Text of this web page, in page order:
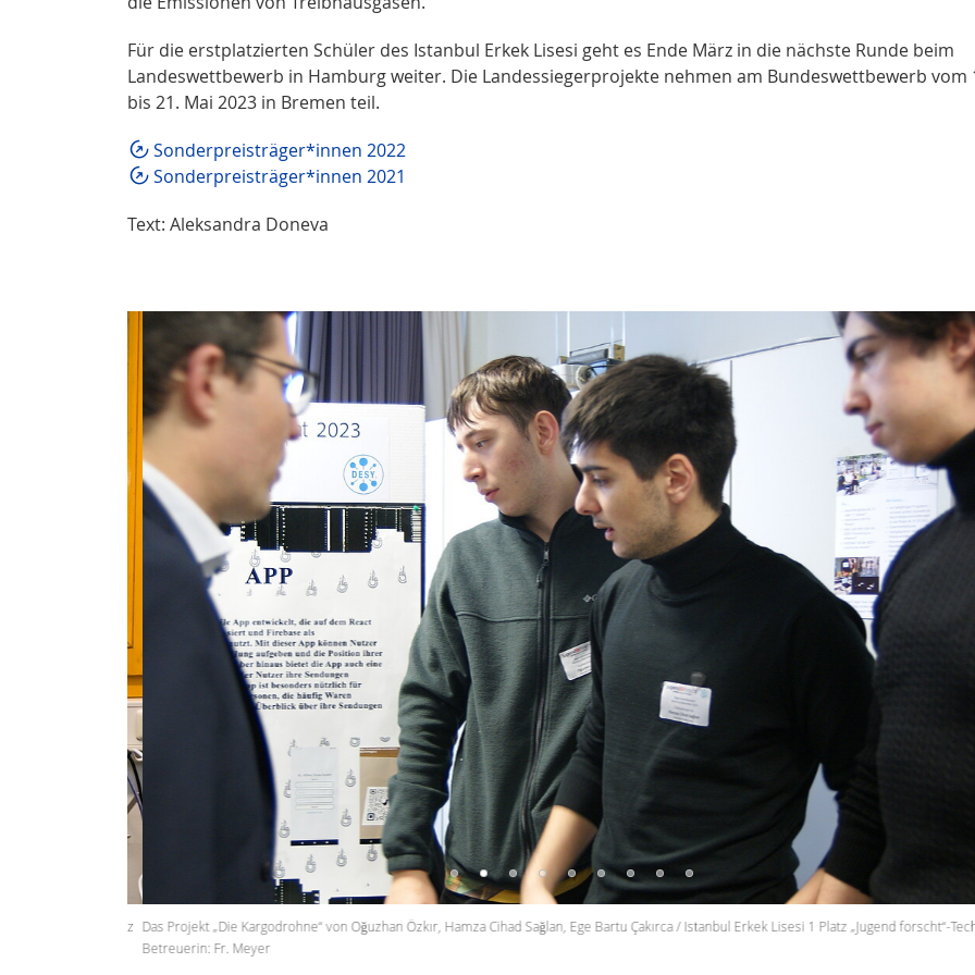
Für die erstplatzierten Schüler des Istanbul Erkek Lisesi geht es Ende März in die nächste Runde beim
Landeswettbewerb in Hamburg weiter. Die Landessiegerprojekte nehmen am Bundeswettbewerb vom
bis 21. Mai 2023 in Bremen teil.
Sonderpreisträger*innen 2022
Sonderpreisträger*innen 2021
Text: Aleksandra Doneva
Das Projekt „Die Kargodrohne“ von Oğuzhan Özkır, Hamza Cihad Sağlan, Ege Bartu Çakırca / Istanbul Erkek Lisesi 1 Platz „Jugend forscht“-
Betreuerin: Fr. Meyer